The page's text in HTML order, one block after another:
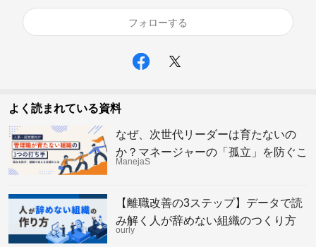
フォローする
よく読まれている資料
なぜ、次世代リーダーは育たないの
か？マネージャーの「孤立」を防ぐこ
れからの組織の仕組み
ManejaS
【離職改善の3ステップ】データで読
み解く人が辞めない組織のつくり方
ourly